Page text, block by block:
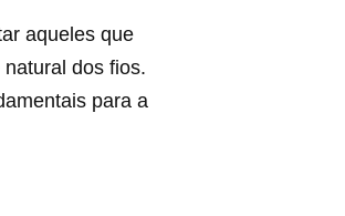
aqueles que
dos fios.
para a